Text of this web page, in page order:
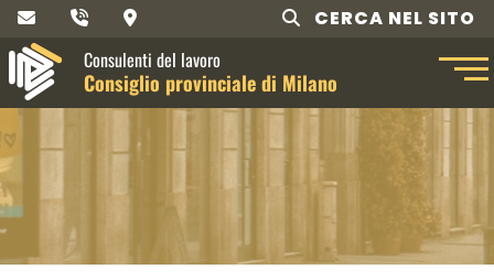
CERCA NEL SITO
Consulenti del lavoro
Consiglio provinciale di Milano